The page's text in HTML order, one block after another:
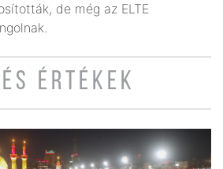
de még az ELTE
ÉRTÉKEK